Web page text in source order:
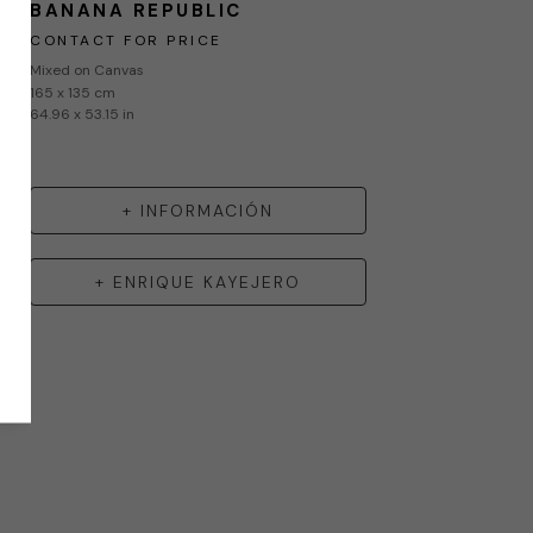
BANANA REPUBLIC
CONTACT FOR PRICE
Mixed on Canvas
165 x 135 cm
64.96 x 53.15 in
+ INFORMACIÓN
+ ENRIQUE KAYEJERO